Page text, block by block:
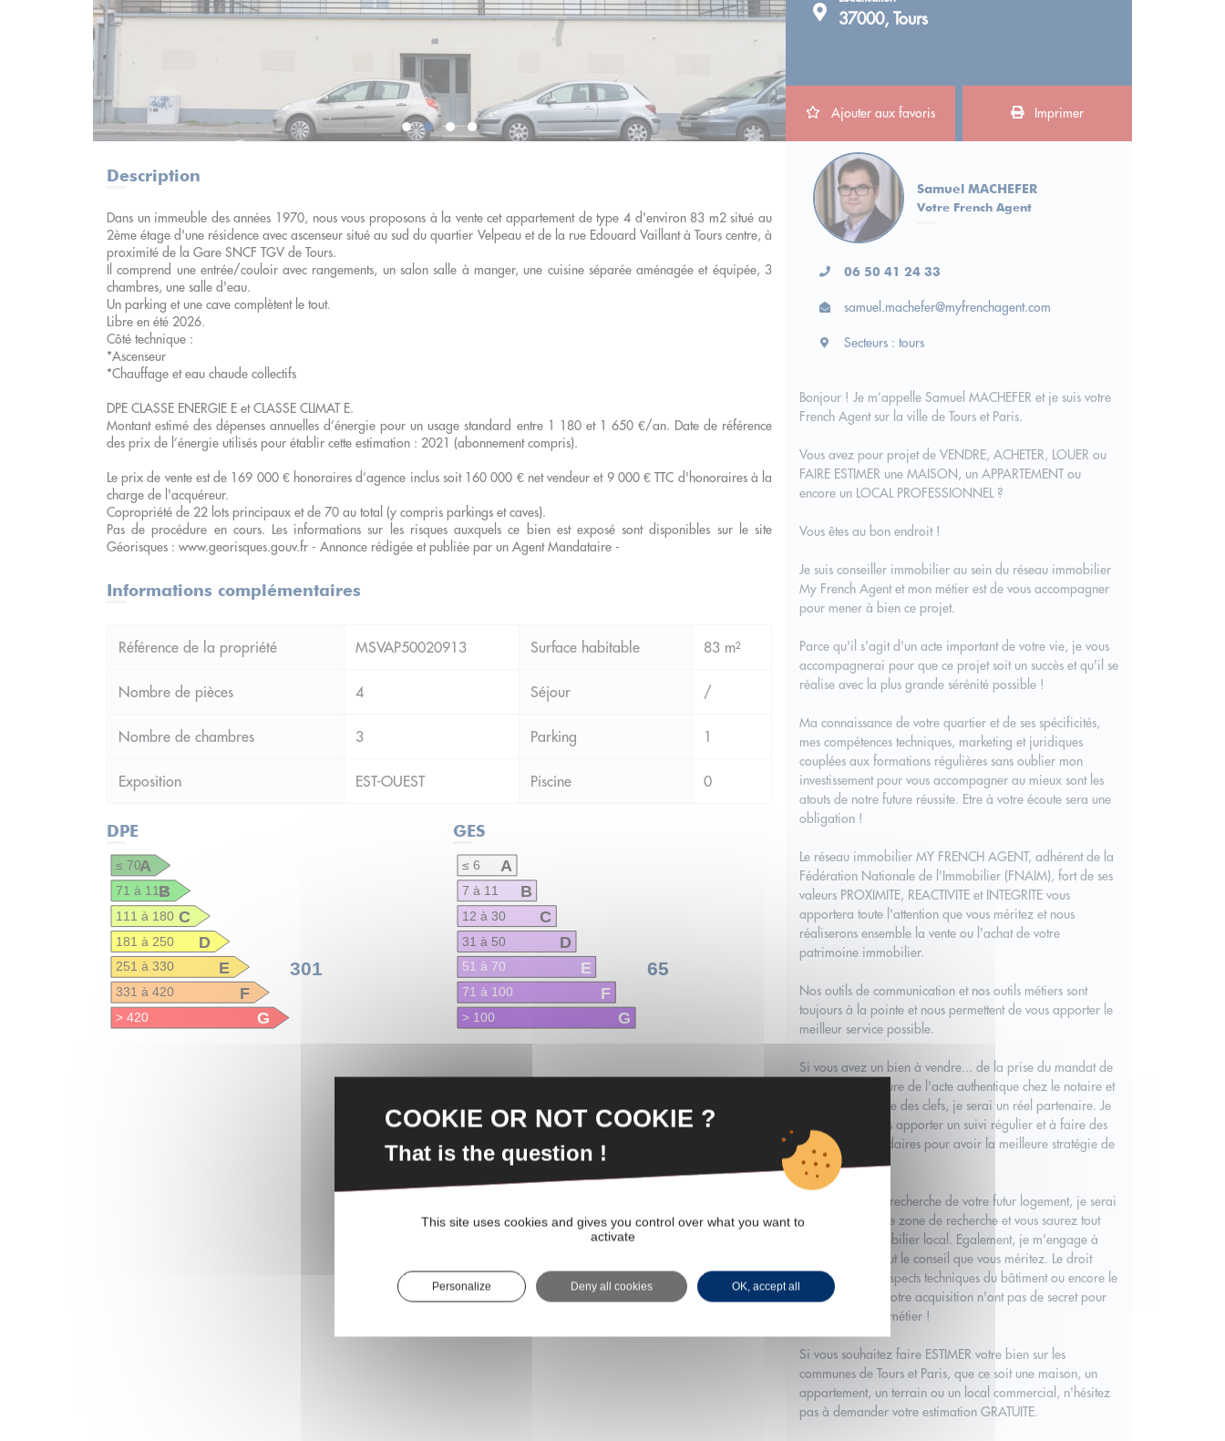
37000, Tours
Ajouter aux favoris Imprimer
Description
Dans un immeuble des années 1970, nous vous proposons à la vente cet appartement de type 4 d'environ 83 m2 situé au
2ème étage d'une résidence avec ascenseur situé au sud du quartier Velpeau et de la rue Edouard Vaillant à Tours centre, à
proximité de la Gare SNCF TGV de Tours.
Il comprend une entrée/couloir avec rangements, un salon salle à manger, une cuisine séparée aménagée et équipée, 3
chambres, une salle d'eau.
Un parking et une cave complètent le tout.
Libre en été 2026.
Côté technique :
*Ascenseur
*Chauffage et eau chaude collectifs
DPE CLASSE ENERGIE E et CLASSE CLIMAT E.
Montant estimé des dépenses annuelles d’énergie pour un usage standard entre 1 180 et 1 650 €/an. Date de référence
des prix de l’énergie utilisés pour établir cette estimation : 2021 (abonnement compris).
Le prix de vente est de 169 000 € honoraires d’agence inclus soit 160 000 € net vendeur et 9 000 € TTC d'honoraires à la
charge de l'acquéreur.
Copropriété de 22 lots principaux et de 70 au total (y compris parkings et caves).
Pas de procédure en cours. Les informations sur les risques auxquels ce bien est exposé sont disponibles sur le site
Géorisques : www.georisques.gouv.fr - Annonce rédigée et publiée par un Agent Mandataire -
Informations complémentaires
Référence de la propriété MSVAP50020913 Surface habitable 83 m²
Nombre de pièces 4 Séjour /
Nombre de chambres 3 Parking 1
Exposition EST-OUEST Piscine 0
DPE
A
≤ 70
B
71 à 110
C
111 à 180
D
181 à 250
301
E
251 à 330
F
331 à 420
G
> 420
GES
A
≤ 6
B
7 à 11
C
12 à 30
D
31 à 50
65
E
51 à 70
F
71 à 100
G
> 100
Samuel MACHEFER
Votre French Agent
06 50 41 24 33
samuel.machefer@myfrenchagent.com
Secteurs : tours
Bonjour ! Je m’appelle Samuel MACHEFER et je suis votre
French Agent sur la ville de Tours et Paris.
Vous avez pour projet de VENDRE, ACHETER, LOUER ou
FAIRE ESTIMER une MAISON, un APPARTEMENT ou
encore un LOCAL PROFESSIONNEL ?
Vous êtes au bon endroit !
Je suis conseiller immobilier au sein du réseau immobilier
My French Agent et mon métier est de vous accompagner
pour mener à bien ce projet.
Parce qu'il s'agit d'un acte important de votre vie, je vous
accompagnerai pour que ce projet soit un succès et qu'il se
réalise avec la plus grande sérénité possible !
Ma connaissance de votre quartier et de ses spécificités,
mes compétences techniques, marketing et juridiques
couplées aux formations régulières sans oublier mon
investissement pour vous accompagner au mieux sont les
atouts de notre future réussite. Etre à votre écoute sera une
obligation !
Le réseau immobilier MY FRENCH AGENT, adhérent de la
Fédération Nationale de l'Immobilier (FNAIM), fort de ses
valeurs PROXIMITE, REACTIVITE et INTEGRITE vous
apportera toute l'attention que vous méritez et nous
réaliserons ensemble la vente ou l'achat de votre
patrimoine immobilier.
Nos outils de communication et nos outils métiers sont
toujours à la pointe et nous permettent de vous apporter le
meilleur service possible.
Si vous avez un bien à vendre... de la prise du mandat de
vente à la signature de l'acte authentique chez le notaire et
la fameuse remise des clefs, je serai un réel partenaire. Je
m'engage à vous apporter un suivi régulier et à faire des
points hebdomadaires pour avoir la meilleure stratégie de
vente.
Si vous êtes à la recherche de votre futur logement, je serai
vos yeux sur votre zone de recherche et vous saurez tout
du marché immobilier local. Egalement, je m'engage à
vous apporter tout le conseil que vous méritez. Le droit
immobilier, les aspects techniques du bâtiment ou encore le
financement de votre acquisition n'ont pas de secret pour
moi ! C'est mon métier !
Si vous souhaitez faire ESTIMER votre bien sur les
communes de Tours et Paris, que ce soit une maison, un
appartement, un terrain ou un local commercial, n'hésitez
pas à demander votre estimation GRATUITE.
COOKIE OR NOT COOKIE ?
That is the question !
This site uses cookies and gives you control over what you want to
activate
Personalize Deny all cookies OK, accept all